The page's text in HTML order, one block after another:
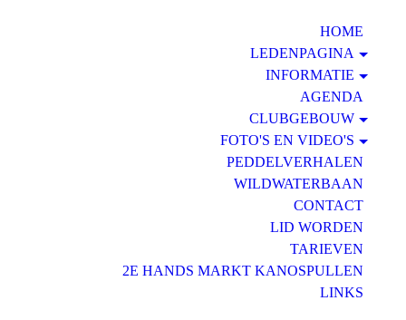
HOME
LEDENPAGINA
INFORMATIE
AGENDA
CLUBGEBOUW
FOTO'S EN VIDEO'S
PEDDELVERHALEN
WILDWATERBAAN
CONTACT
LID WORDEN
TARIEVEN
2E HANDS MARKT KANOSPULLEN
LINKS